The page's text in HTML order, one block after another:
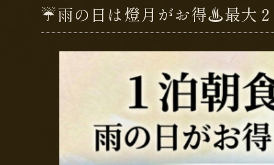
☔️雨の日は燈月がお得♨️最大